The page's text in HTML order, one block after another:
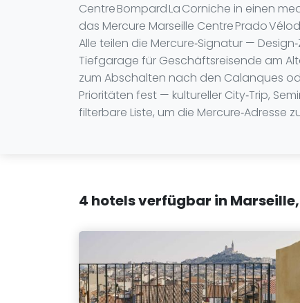
Centre Bompard La Corniche in einen
das Mercure Marseille Centre Prado
Alle teilen die Mercure‑Signatur —
Tiefgarage für Geschäftsreisende am
zum Abschalten nach den Calanques
Prioritäten fest — kultureller City‑Trip,
filterbare Liste, um die Mercure‑Adresse
4 hotels verfügbar in